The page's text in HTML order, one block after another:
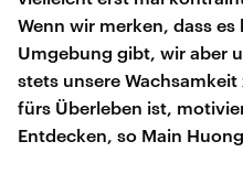
Wenn wir merken, dass
Umgebung gibt, wir aber
stets unsere
fürs Überleben ist,
Entdecken, so Main